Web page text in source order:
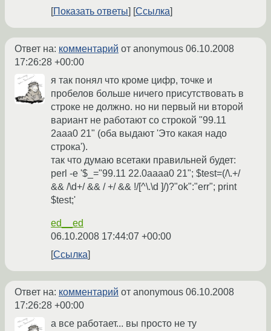
Показать ответы
Ссылка
Ответ на: комментарий от anonymous 06.10.2008
17:26:28 +00:00
я так понял что кроме цифр, точке и
пробелов больше ничего присутствовать в
строке не должно. но ни первый ни второй
вариант не работают со строкой "99.11
2aaa0 21" (оба выдают 'Это какая надо
строка').
так что думаю всетаки правильней будет:
perl -e '$_="99.11 22.0aaaa0 21"; $test=(/\.+/
&& /\d+/ && / +/ && !/[^\.\d ]/)?"ok":"err"; print
$test;'
ed__ed
06.10.2008 17:44:07 +00:00
Ссылка
Ответ на: комментарий от anonymous 06.10.2008
17:26:28 +00:00
а все работает... вы просто не ту